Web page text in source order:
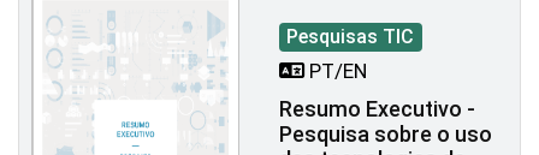
Pesquisas TIC
PT/EN
Resumo Executivo -
Pesquisa sobre o uso